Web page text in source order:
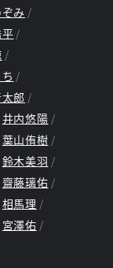
み
郎
井内悠陽
葉山侑樹
鈴木美羽
齋藤璃佑
相馬理
宮澤佑